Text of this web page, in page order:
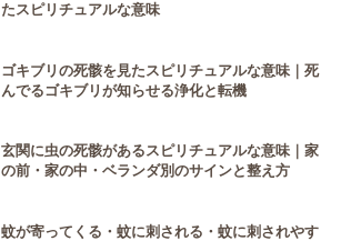
たスピリチュアルな意味
ゴキブリの死骸を見たスピリチュアルな意味｜死
んでるゴキブリが知らせる浄化と転機
玄関に虫の死骸があるスピリチュアルな意味｜家
の前・家の中・ベランダ別のサインと整え方
蚊が寄ってくる・蚊に刺される・蚊に刺されやす